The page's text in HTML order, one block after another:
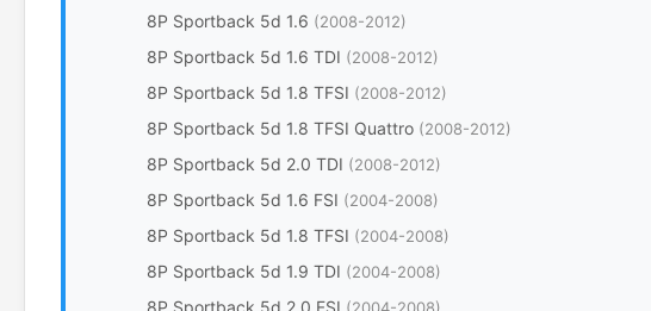
8P Sportback 5d 1.6 (2008-2012)
8P Sportback 5d 1.6 TDI (2008-2012)
8P Sportback 5d 1.8 TFSI (2008-2012)
8P Sportback 5d 1.8 TFSI Quattro (2008-2012)
8P Sportback 5d 2.0 TDI (2008-2012)
8P Sportback 5d 1.6 FSI (2004-2008)
8P Sportback 5d 1.8 TFSI (2004-2008)
8P Sportback 5d 1.9 TDI (2004-2008)
8P Sportback 5d 2.0 FSI